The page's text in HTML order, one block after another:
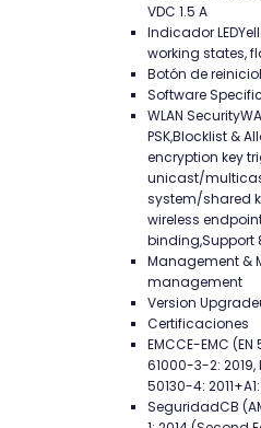
VDC 1.5 A
Indicador LED
working states,
Botón de reinicio
Software
WLAN Security
PSK,Blocklist &
encryption key
unicast/
system/shared
wireless
binding,Support
Management &
management
Version Upgrade
Certificaciones
EMCCE-EMC (EN
61000-3-2: 2019,
50130-4:
SeguridadCB